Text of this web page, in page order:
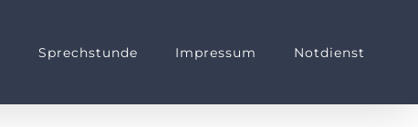
Sprechstunde Impressum Notdienst